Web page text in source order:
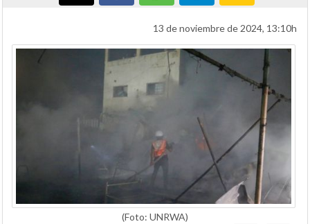
13 de noviembre de 2024, 13:10h
(Foto: UNRWA)